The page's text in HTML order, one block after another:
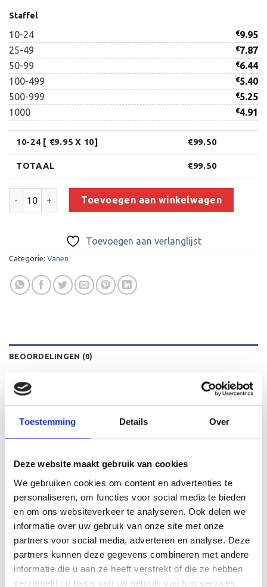
Toestemming Details Over
Deze website maakt gebruik van cookies
We gebruiken cookies om content en advertenties te
personaliseren, om functies voor social media te bieden
en om ons websiteverkeer te analyseren. Ook delen we
informatie over uw gebruik van onze site met onze
partners voor social media, adverteren en analyse. Deze
partners kunnen deze gegevens combineren met andere
informatie die u aan ze heeft verstrekt of die ze hebben
verzameld op basis van uw gebruik van hun services.
Staffel
10-24 €9.95
25-49
€7.87
50-99
€6.44
100-499
€5.40
500-999
€5.25
1000
€4.91
10-24 [ €9.95 X 10] €99.50
TOTAAL €99.50
H-Vanen 20x13 Full Color met Puntvorm aantal
Toevoegen aan winkelwagen
Toevoegen aan verlanglijst
Categorie: Vanen
BEOORDELINGEN (0)
Beoordelingen
Er zijn nog geen beoordelingen.
Wees de eerste om “H-Vanen 20×13 Full Color
Je waardering*
1 van de 5 sterren
2 van de 5 sterren
3 van de 5 sterren
4 van de 5 sterren
5 van de 5 sterren